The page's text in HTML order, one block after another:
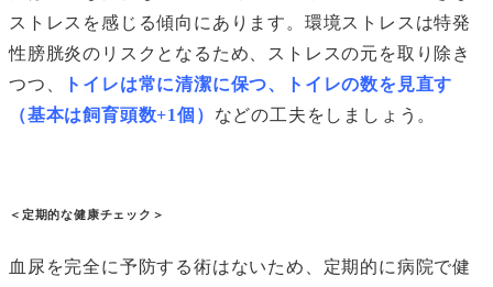
ストレスを感じる傾向にあります。環境ストレスは特発
性膀胱炎のリスクとなるため、ストレスの元を取り除き
つつ、
トイレは常に清潔に保つ、トイレの数を見直す
（基本は飼育頭数+1個） などの工夫をしましょう。
＜定期的な健康チェック＞
血尿を完全に予防する術はないため、定期的に病院で健